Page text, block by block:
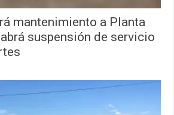
mantenimiento a Planta
suspensión de servicio